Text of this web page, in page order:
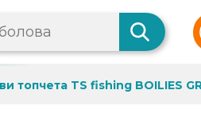
топчета TS fishing BOILIES